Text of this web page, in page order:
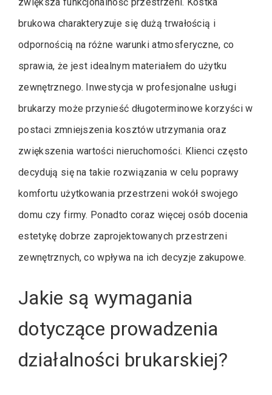
brukowa charakteryzuje się dużą trwałością i
odpornością na różne warunki atmosferyczne, co
sprawia, że jest idealnym materiałem do użytku
zewnętrznego. Inwestycja w profesjonalne usługi
brukarzy może przynieść długoterminowe korzyści w
postaci zmniejszenia kosztów utrzymania oraz
zwiększenia wartości nieruchomości. Klienci często
decydują się na takie rozwiązania w celu poprawy
komfortu użytkowania przestrzeni wokół swojego
domu czy firmy. Ponadto coraz więcej osób docenia
estetykę dobrze zaprojektowanych przestrzeni
zewnętrznych, co wpływa na ich decyzje zakupowe.
Jakie są wymagania
dotyczące prowadzenia
działalności brukarskiej?